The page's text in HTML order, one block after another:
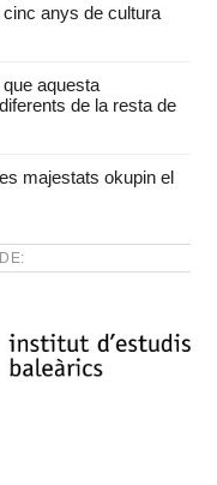
anys de cultura
aquesta
de la resta de
majestats okupin el